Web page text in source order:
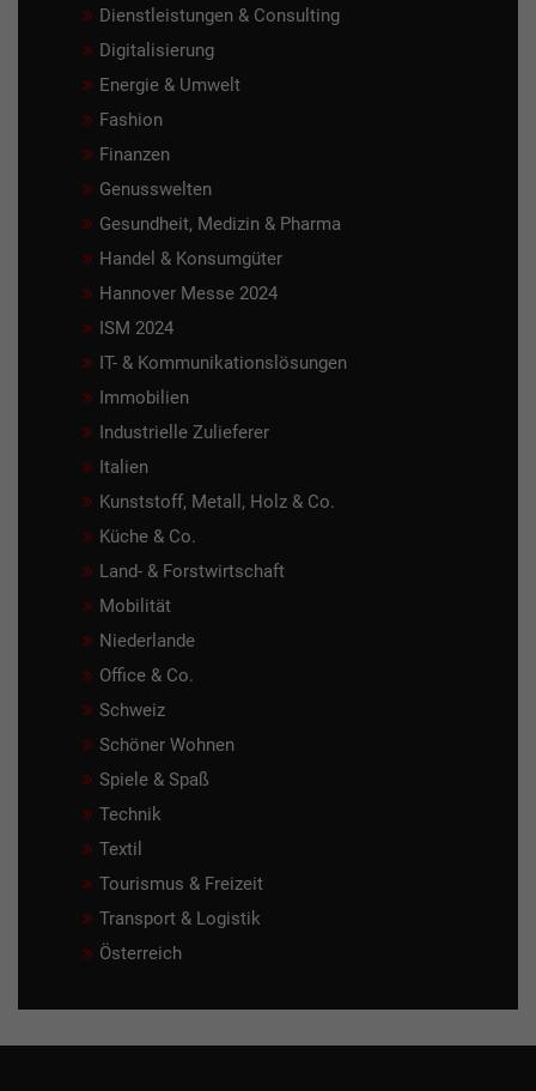
Dienstleistungen & Consulting
Digitalisierung
Energie & Umwelt
Fashion
Finanzen
Genusswelten
Gesundheit, Medizin & Pharma
Handel & Konsumgüter
Hannover Messe 2024
ISM 2024
IT- & Kommunikationslösungen
Immobilien
Industrielle Zulieferer
Italien
Kunststoff, Metall, Holz & Co.
Küche & Co.
Land- & Forstwirtschaft
Mobilität
Niederlande
Office & Co.
Schweiz
Schöner Wohnen
Spiele & Spaß
Technik
Textil
Tourismus & Freizeit
Transport & Logistik
Österreich